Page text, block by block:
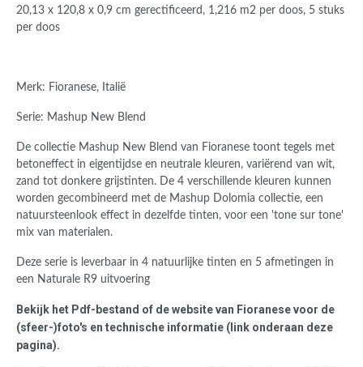
20,13 x 120,8 x 0,9 cm gerectificeerd, 1,216 m2 per doos, 5 stuks
per doos
Merk: Fioranese, Italië
Serie: Mashup New Blend
De collectie Mashup New Blend van Fioranese toont tegels met
betoneffect in eigentijdse en neutrale kleuren, variërend van wit,
zand tot donkere grijstinten. De 4 verschillende kleuren kunnen
worden gecombineerd met de Mashup Dolomia collectie, een
natuursteenlook effect in dezelfde tinten, voor een 'tone sur tone'
mix van materialen.
Deze serie is leverbaar in 4 natuurlijke tinten en 5 afmetingen in
een Naturale R9 uitvoering
Bekijk het Pdf-bestand of de website van Fioranese voor de
(sfeer-)foto's en technische informatie (link onderaan deze
pagina).